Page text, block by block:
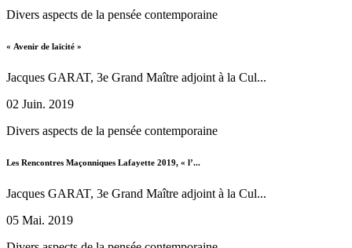
Divers aspects de la pensée contemporaine
« Avenir de laïcité »
Jacques GARAT, 3e Grand Maître adjoint à la Cul...
02 Juin. 2019
Divers aspects de la pensée contemporaine
Les Rencontres Maçonniques Lafayette 2019, « l’...
Jacques GARAT, 3e Grand Maître adjoint à la Cul...
05 Mai. 2019